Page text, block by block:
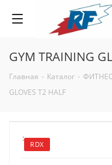
GYM TRAINING
Главная - Каталог - ФИТНЕС
GLOVES T2 HALF
RDX
: